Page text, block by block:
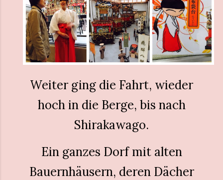
Weiter ging die Fahrt, wieder
hoch in die Berge, bis nach
Shirakawago.
Ein ganzes Dorf mit alten
Bauernhäusern, deren Dächer